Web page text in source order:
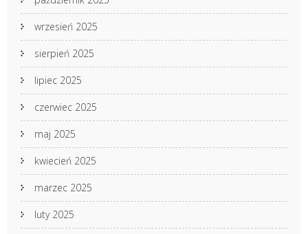
wrzesień 2025
sierpień 2025
lipiec 2025
czerwiec 2025
maj 2025
kwiecień 2025
marzec 2025
luty 2025